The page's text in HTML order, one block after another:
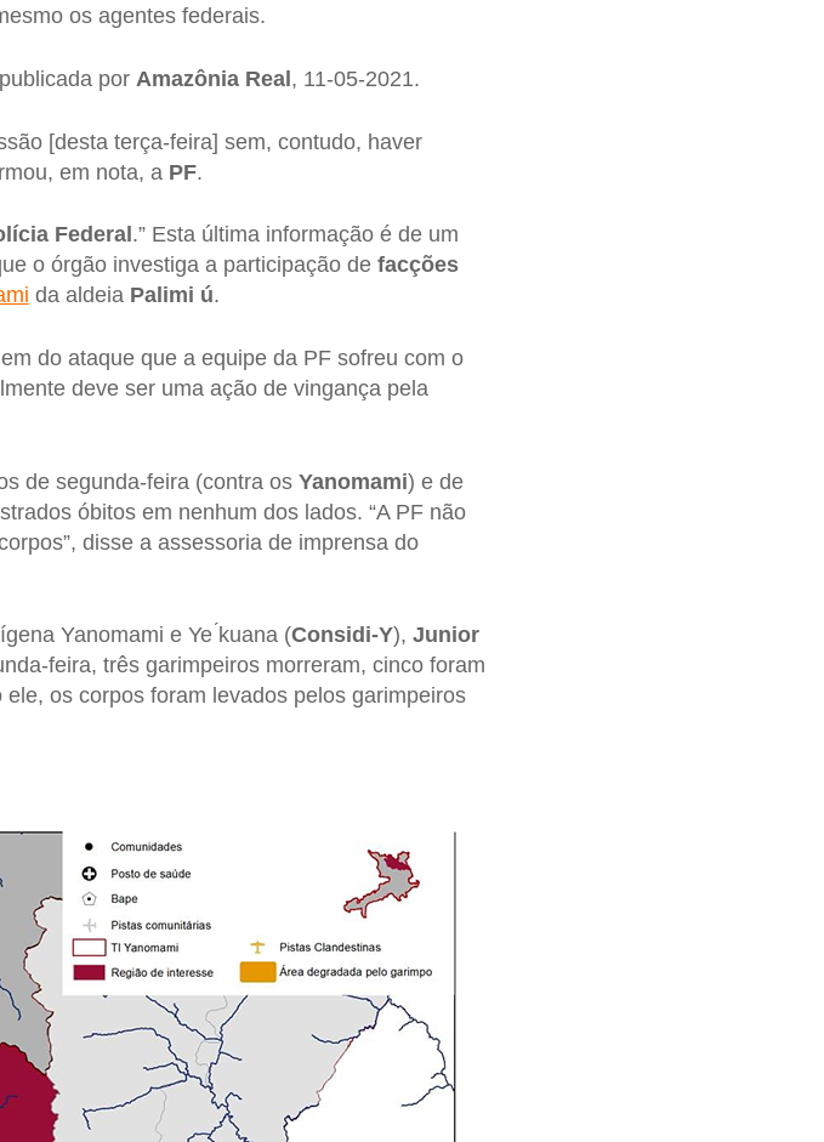
os agentes federais.
por Amazônia Real , 11-05-2021.
[desta terça-feira] sem, contudo, haver
em nota, a PF.
Federal .” Esta última informação é de um
o órgão investiga a participação de facções
da aldeia Palimi ú.
do ataque que a equipe da PF sofreu com o
deve ser uma ação de vingança pela
de segunda-feira (contra os Yanomami) e de
óbitos em nenhum dos lados. “A PF não
disse a assessoria de imprensa do
Yanomami e Ye ́kuana (Considi-Y), Junior
feira, três garimpeiros morreram, cinco foram
os corpos foram levados pelos garimpeiros